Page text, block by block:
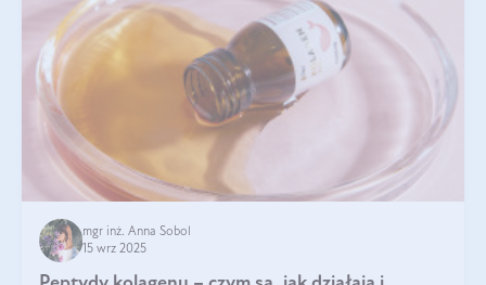
mgr inż. Anna Sobol
15 wrz 2025